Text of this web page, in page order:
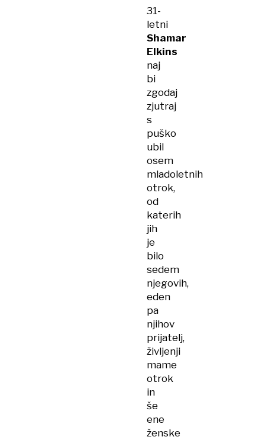
31-
letni
Shamar
Elkins
naj
bi
zgodaj
zjutraj
s
puško
ubil
osem
mladoletnih
otrok,
od
katerih
jih
je
bilo
sedem
njegovih,
eden
pa
njihov
prijatelj,
življenji
mame
otrok
in
še
ene
ženske